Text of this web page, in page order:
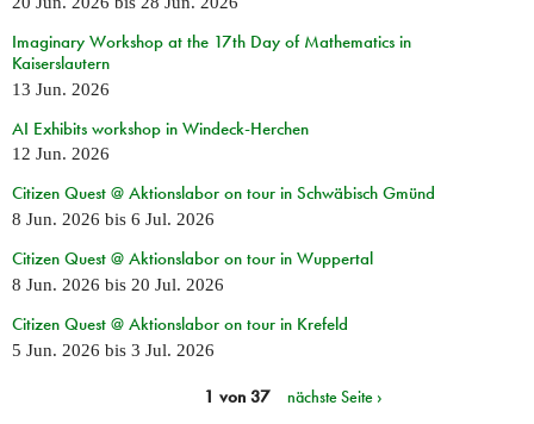
Imaginary Workshop at the 17th Day of Mathematics in
Kaiserslautern
13 Jun. 2026
AI Exhibits workshop in Windeck-Herchen
12 Jun. 2026
Citizen Quest @ Aktionslabor on tour in Schwäbisch Gmünd
8 Jun. 2026 bis 6 Jul. 2026
Citizen Quest @ Aktionslabor on tour in Wuppertal
8 Jun. 2026 bis 20 Jul. 2026
Citizen Quest @ Aktionslabor on tour in Krefeld
5 Jun. 2026 bis 3 Jul. 2026
1 von 37 nächste Seite ›